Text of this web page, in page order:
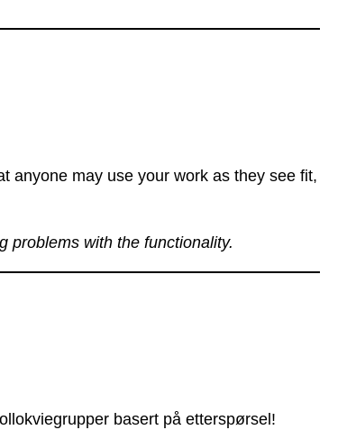
anyone may use your work as they see fit,
problems with the functionality.
basert på etterspørsel!